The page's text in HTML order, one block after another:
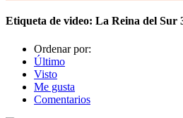
Etiqueta de video: La Reina del Sur
Ordenar por:
Último
Visto
Me gusta
Comentarios